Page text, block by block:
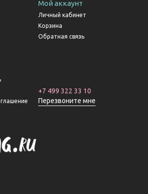
Мой аккаунт
Личный кабинет
Корзина
Обратная связь
+7 499 322 33 10
Перезвоните мне